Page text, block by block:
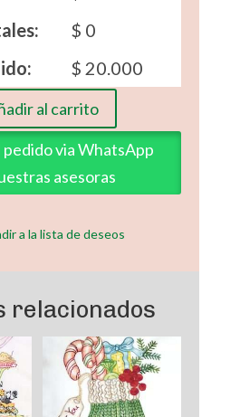
$ 0
$ 20.000
al carrito
pedido via WhatsApp
asesoras
a la lista de deseos
relacionados